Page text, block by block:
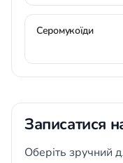
Серомукоїди
Записатися
Оберіть зручний